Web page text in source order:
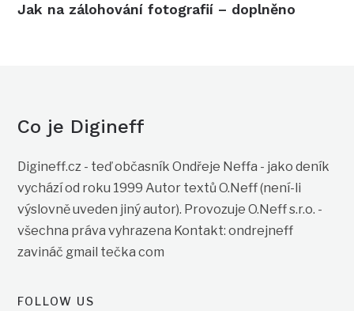
Jak na zálohování fotografií – doplněno
Co je Digineff
Digineff.cz - teď občasník Ondřeje Neffa - jako deník
vychází od roku 1999 Autor textů O.Neff (není-li
výslovně uveden jiný autor). Provozuje O.Neff s.r.o. -
všechna práva vyhrazena Kontakt: ondrejneff
zavináč gmail tečka com
FOLLOW US